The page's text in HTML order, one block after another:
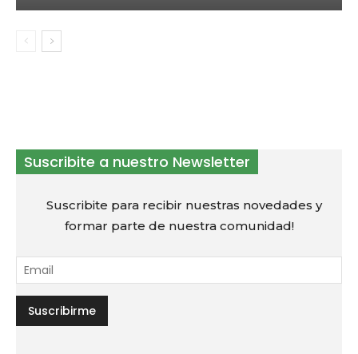
Suscribite a nuestro Newsletter
Suscribite para recibir nuestras novedades y
formar parte de nuestra comunidad!